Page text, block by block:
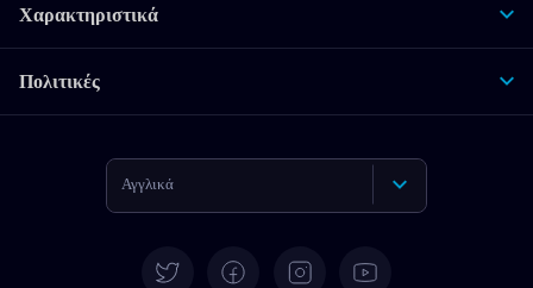
Χαρακτηριστικά
Πολιτικές
Αγγλικά